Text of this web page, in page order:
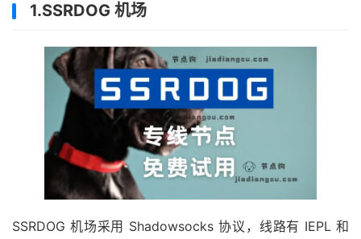
1.SSRDOG 机场
SSRDOG 机场采用 Shadowsocks 协议，线路有 IEPL 和